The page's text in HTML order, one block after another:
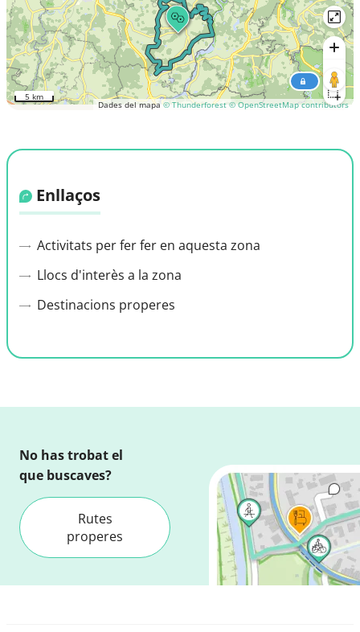
Dades del mapa© Thunderforest © OpenStreetMap contributors
5 km
Enllaços
Activitats per fer fer en aquesta zona
Llocs d'interès a la zona
Destinacions properes
No has trobat el
que buscaves?
Rutes
properes